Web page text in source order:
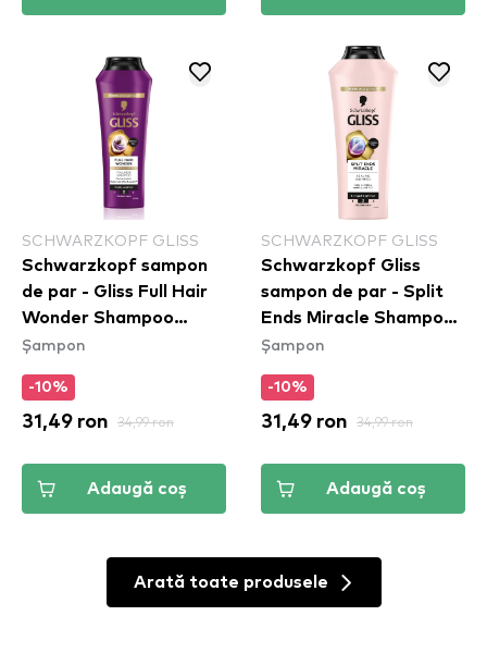
SCHWARZKOPF GLISS
Schwarzkopf sampon
de par - Gliss Full Hair
Wonder Shampoo
(400ml)
Șampon
-10%
31,49 ron 34,99 ron
Adaugă coș
SCHWARZKOPF GLISS
Schwarzkopf Gliss
sampon de par - Split
Ends Miracle Shampoo
(400ml)
Șampon
-10%
31,49 ron 34,99 ron
Adaugă coș
Arată toate produsele